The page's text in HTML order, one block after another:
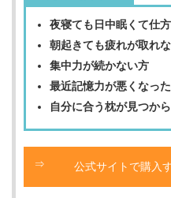
夜寝ても日中眠くて仕
朝起きても疲れが取れ
集中力が続かない方
最近記憶力が悪くなっ
自分に合う枕が見つか
公式サイトで購入